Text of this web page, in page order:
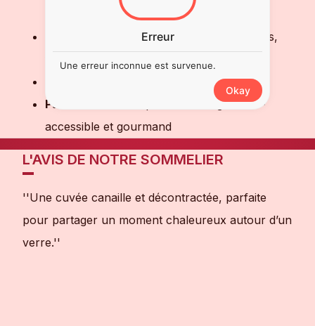
équilibrée et fraîche
: Pizzas, apéritifs, viandes grillées,
fromages doux
Particularité
: Vin plaisir du Languedoc –
accessible et gourmand
L'AVIS DE NOTRE SOMMELIER
''Une cuvée canaille et décontractée, parfaite
pour partager un moment chaleureux autour d’un
verre.''
Erreur
Une erreur inconnue est survenue.
Okay